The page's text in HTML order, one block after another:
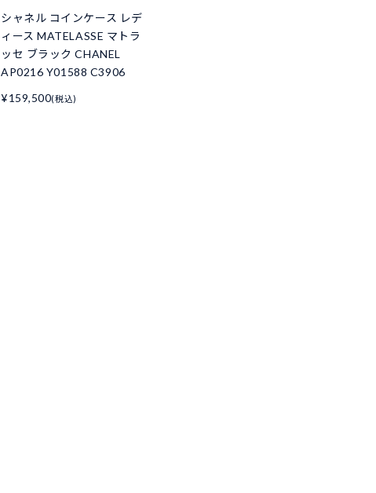
シャネル コインケース レデ
ィース MATELASSE マトラ
ッセ ブラック CHANEL
AP0216 Y01588 C3906
¥159,500(税込)